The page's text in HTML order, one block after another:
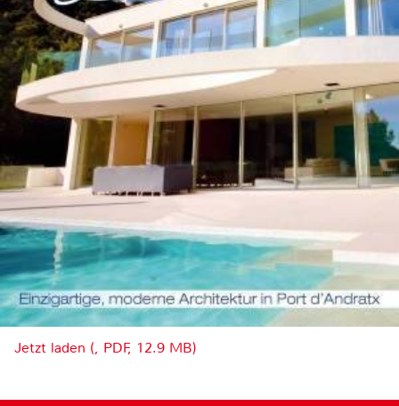
Jetzt laden (, PDF, 12.9 MB)